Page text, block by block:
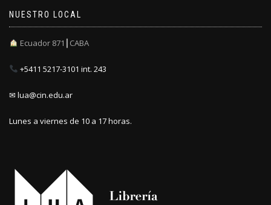
NUESTRO LOCAL
Ecuador 871┃CABA
+5411 5217-3101 int. 243
✉ lua@cin.edu.ar
Lunes a viernes de 10 a 17 horas.